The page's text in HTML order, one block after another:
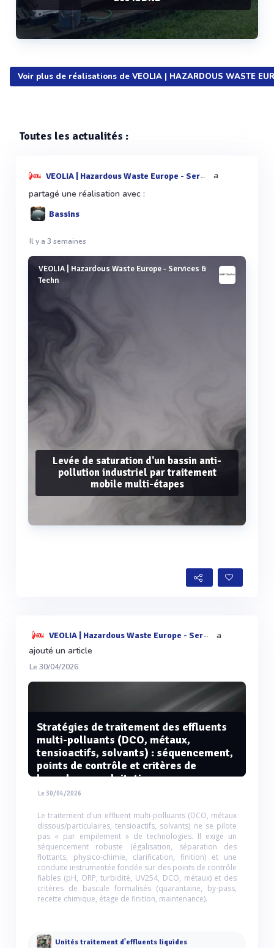
Voir plus
Voir plus de réalisations de VEOLIA | HAZARDOUS WASTE
Toutes les actualités :
VEOLIA | Hazardous Waste Europe - Services & Techn
a
partagé une réalisation avec :
Bassins
Il y a 3 semaines
VEOLIA | Hazardous Waste Europe - Services &
Techn
Levée de saturation d'un bassin anti-
pollution industriel par traitement
mobile multi-étapes
VEOLIA | Hazardous Waste Europe - Services & Techn
a
ajouté un article
Le 30/04/2026
Stratégies de traitement des effluents
multi-polluants (DCO, métaux,
tensioactifs, solvants) : séquencement,
points de contrôle et critères de
bascule en exploitation
Le 30/04/2026
Le traitement d'un effluent multi-polluants (DCO, métaux
dissous/particulaires, tensioactifs, solvants) ne se pilote
pas « par empilement » de technologies. Il exige un
séquencement robuste (égalisation, séparation des
flottants, physico-chimie, clarification, finition) et une
conduite instrumentée fondée sur des points de contrôle
fiables (pH, ORP, turbidité, UV254, DCO, métaux) et des
critères de bascule formalisés (quarantaine, by-pass,
recette chimique, étage de finition, maintenance).
Unités traitement d'effluents liquides